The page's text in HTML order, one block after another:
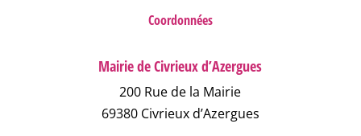
Coordonnées
Mairie de Civrieux d’Azergues
200 Rue de la Mairie
69380 Civrieux d’Azergues